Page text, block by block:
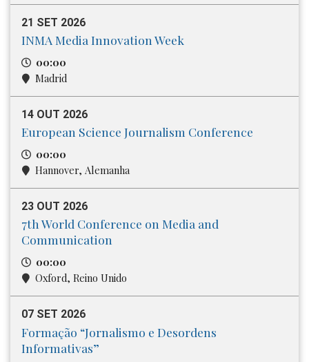
21 SET 2026
INMA Media Innovation Week
00:00
Madrid
14 OUT 2026
European Science Journalism Conference
00:00
Hannover, Alemanha
23 OUT 2026
7th World Conference on Media and
Communication
00:00
Oxford, Reino Unido
07 SET 2026
Formação “Jornalismo e Desordens
Informativas”